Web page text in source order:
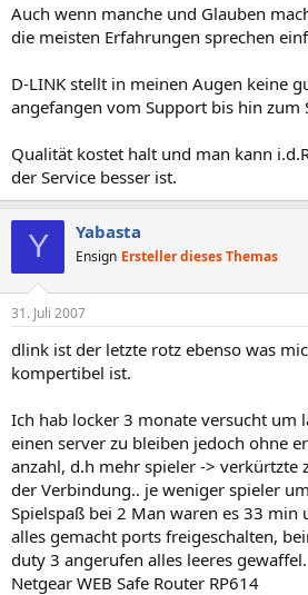
Auch wenn manche und Glauben
die meisten Erfahrungen sprechen
D-LINK stellt in meinen Augen keine
angefangen vom Support bis hin zum
Qualität kostet halt und man kann
der Service besser ist.
Y Yabasta
Ensign Ersteller dieses Themas
31. Juli 2007
dlink ist der letzte rotz ebenso was
kompertibel ist.
Ich hab locker 3 monate versucht um
einen server zu bleiben jedoch ohne
anzahl, d.h mehr spieler -> verkürtzte
der Verbindung.. je weniger spieler
Spielspaß bei 2 Man waren es 33 min
alles gemacht ports freigeschalten,
duty 3 angerufen alles leeres
Netgear WEB Safe Router RP614